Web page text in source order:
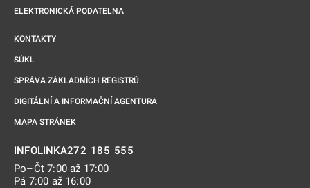
ELEKTRONICKÁ PODATELNA
KONTAKTY
SÚKL
SPRÁVA ZÁKLADNÍCH REGISTRŮ
DIGITÁLNÍ A INFORMAČNÍ AGENTURA
MAPA STRÁNEK
INFOLINKA272 185 555
Po–Čt 7:00 až 17:00
Pá 7:00 až 16:00